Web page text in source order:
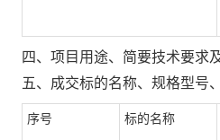
四、项目用途、简要技术要求
五、成交标的名称、规格型号
序号 标的名称